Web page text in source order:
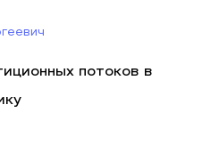
потоков в